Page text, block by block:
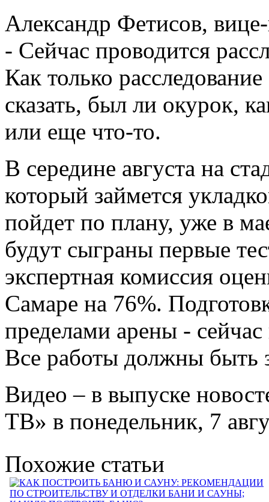
Александр Фетисов,
- Сейчас проводится
Как только
сказать, был ли окурок,
или еще что-то.
В середине августа на
который займется
пойдет по плану, уже в
будут сыграны первые
экспертная комиссия
Самаре на 76%.
пределами арены -
Все работы должны быть
Видео – в выпуске
ТВ» в понедельник, 7
Похожие статьи